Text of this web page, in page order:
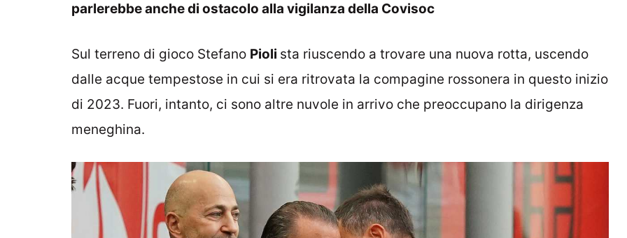
parlerebbe anche di ostacolo alla vigilanza della Covisoc
Sul terreno di gioco Stefano Pioli sta riuscendo a trovare una nuova rotta, uscendo
dalle acque tempestose in cui si era ritrovata la compagine rossonera in questo inizio
di 2023. Fuori, intanto, ci sono altre nuvole in arrivo che preoccupano la dirigenza
meneghina.